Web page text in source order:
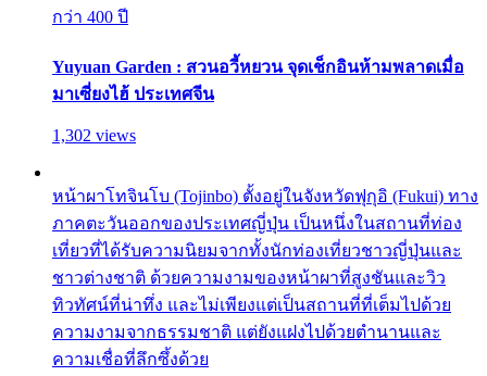
กว่า 400 ปี
Yuyuan Garden : สวนอวี้หยวน จุดเช็กอินห้ามพลาดเมื่อ
มาเซี่ยงไฮ้ ประเทศจีน
1,302 views
หน้าผาโทจินโบ (Tojinbo) ตั้งอยู่ในจังหวัดฟุกุอิ (Fukui) ทาง
ภาคตะวันออกของประเทศญี่ปุ่น เป็นหนึ่งในสถานที่ท่อง
เที่ยวที่ได้รับความนิยมจากทั้งนักท่องเที่ยวชาวญี่ปุ่นและ
ชาวต่างชาติ ด้วยความงามของหน้าผาที่สูงชันและวิว
ทิวทัศน์ที่น่าทึ่ง และไม่เพียงแต่เป็นสถานที่ที่เต็มไปด้วย
ความงามจากธรรมชาติ แต่ยังแฝงไปด้วยตำนานและ
ความเชื่อที่ลึกซึ้งด้วย